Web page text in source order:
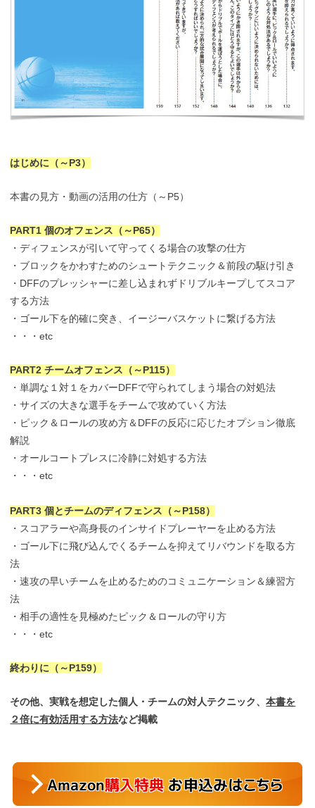
はじめに（～P3）
本書の見方・動画の活用の仕方（～P5）
PART1 個のオフェンス（～P65）
・ディフェンスが引いて守ってくる場合の攻撃の仕方
・ブロックをかわすためのシュートテクニック＆前段の駆け引き
・DFFのプレッシャーに差し込まれずドリブルキープしてスコア
する方法
・ゴール下を的確に突き、イージーバスケットに繋げる方法
・・・etc
PART2 チームオフェンス（～P115）
・単調な１対１をカバーDFFで守られてしまう場合の対処法
・サイズの大きな選手をチームで攻めていく方法
・ピック＆ロールの攻め方＆DFFの反応に応じたオプション徹底
解説
・オールコートプレスに冷静に対処する方法
・・・etc
PART3 個とチームのディフェンス（～P158）
・スコアラーや高身長のインサイドプレーヤーを止める方法
・ゴール下に飛び込んでくるチームを抑えてリバウンドを取る方
法
・速攻の早いチームを止めるためのコミュニケーション＆練習方
法
・相手の適性を見極めたピック＆ロールの守り方
・・・etc
終わりに（～P159）
その他、実戦を想定した個人・チームの対人テクニック、本書を
２倍に有効活用する方法など掲載